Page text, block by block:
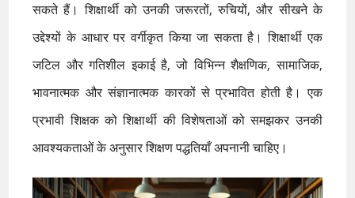
सकते हैं। शिक्षार्थी को उनकी जरूरतों, रुचियों, और सीखने के
उद्देश्यों के आधार पर वर्गीकृत किया जा सकता है। शिक्षार्थी एक
जटिल और गतिशील इकाई है, जो विभिन्न शैक्षणिक, सामाजिक,
भावनात्मक और संज्ञानात्मक कारकों से प्रभावित होती है। एक
प्रभावी शिक्षक को शिक्षार्थी की विशेषताओं को समझकर उनकी
आवश्यकताओं के अनुसार शिक्षण पद्धतियाँ अपनानी चाहिए।